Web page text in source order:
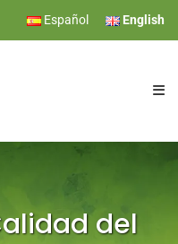
Español English
del